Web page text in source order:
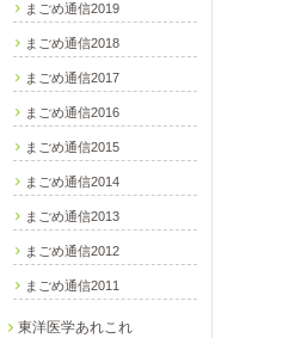
まごめ通信2019
まごめ通信2018
まごめ通信2017
まごめ通信2016
まごめ通信2015
まごめ通信2014
まごめ通信2013
まごめ通信2012
まごめ通信2011
東洋医学あれこれ